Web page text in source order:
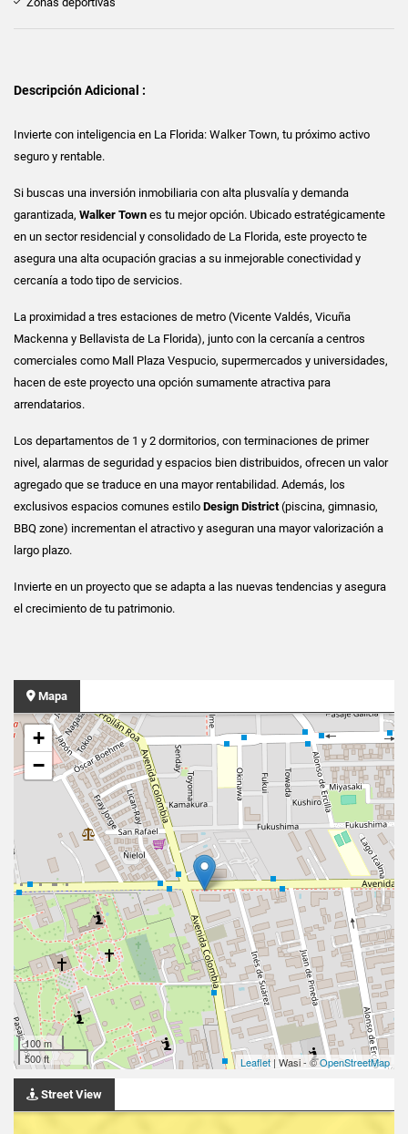
Descripción Adicional :
Invierte con inteligencia en La Florida: Walker Town, tu próximo activo
seguro y rentable.
Si buscas una inversión inmobiliaria con alta plusvalía y demanda
garantizada, Walker Town es tu mejor opción. Ubicado estratégicamente
en un sector residencial y consolidado de La Florida, este proyecto te
asegura una alta ocupación gracias a su inmejorable conectividad y
cercanía a todo tipo de servicios.
La proximidad a tres estaciones de metro (Vicente Valdés, Vicuña
Mackenna y Bellavista de La Florida), junto con la cercanía a centros
comerciales como Mall Plaza Vespucio, supermercados y universidades,
hacen de este proyecto una opción sumamente atractiva para
arrendatarios.
Los departamentos de 1 y 2 dormitorios, con terminaciones de primer
nivel, alarmas de seguridad y espacios bien distribuidos, ofrecen un valor
agregado que se traduce en una mayor rentabilidad. Además, los
exclusivos espacios comunes estilo Design District (piscina, gimnasio,
BBQ zone) incrementan el atractivo y aseguran una mayor valorización a
largo plazo.
Invierte en un proyecto que se adapta a las nuevas tendencias y asegura
el crecimiento de tu patrimonio.
Mapa
+
−
100 m
500 ft
Leaflet | Wasi - ©OpenStreetMap
Street View